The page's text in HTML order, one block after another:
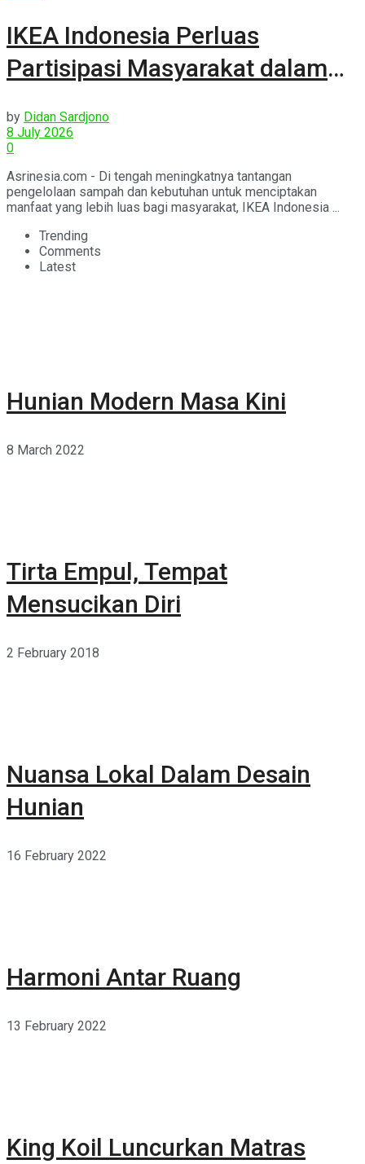
IKEA Indonesia Perluas
Partisipasi Masyarakat dalam
by Didan Sardjono
8 July 2026
0
Asrinesia.com - Di tengah meningkatnya tantangan
pengelolaan sampah dan kebutuhan untuk menciptakan
manfaat yang lebih luas bagi masyarakat, IKEA Indonesia ...
Trending
Comments
Latest
Hunian Modern Masa Kini
8 March 2022
Tirta Empul, Tempat
Mensucikan Diri
2 February 2018
Nuansa Lokal Dalam Desain
Hunian
16 February 2022
Harmoni Antar Ruang
13 February 2022
King Koil Luncurkan Matras